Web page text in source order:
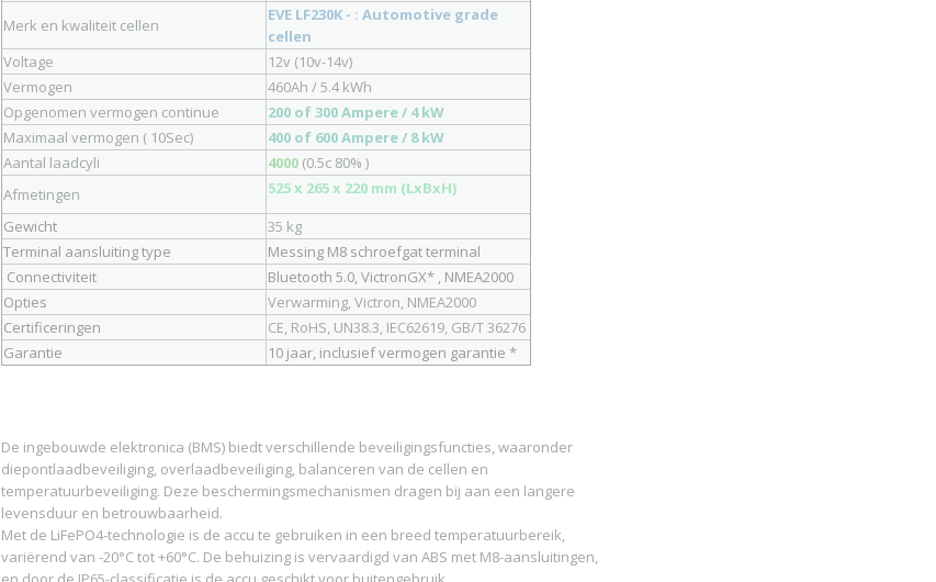
Merk en kwaliteit cellen
EVE LF230K - : Automotive grade
cellen
Voltage
12v (10v-14v)
Vermogen
460Ah / 5.4 kWh
Opgenomen vermogen continue
200 of 300 Ampere / 4 kW
Maximaal vermogen ( 10Sec)
400 of 600 Ampere / 8 kW
Aantal laadcyli
4000 (0.5c 80% )
Afmetingen
525 x 265 x 220 mm (LxBxH)
Gewicht
35 kg
Terminal aansluiting type
Messing M8 schroefgat terminal
Connectiviteit
Bluetooth 5.0, VictronGX* , NMEA2000
Opties
Verwarming, Victron, NMEA2000
Certificeringen
CE, RoHS, UN38.3, IEC62619, GB/T 36276
Garantie
10 jaar, inclusief vermogen garantie *
De ingebouwde elektronica (BMS) biedt verschillende beveiligingsfuncties, waaronder
diepontlaadbeveiliging, overlaadbeveiliging, balanceren van de cellen en
temperatuurbeveiliging. Deze beschermingsmechanismen dragen bij aan een langere
levensduur en betrouwbaarheid.
Met de LiFePO4-technologie is de accu te gebruiken in een breed temperatuurbereik,
variërend van -20°C tot +60°C. De behuizing is vervaardigd van ABS met M8-aansluitingen,